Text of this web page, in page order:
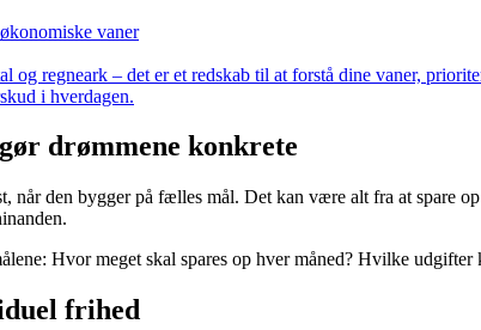
vaner
og regneark – det er et redskab til at forstå dine vaner,
i hverdagen.
drømmene konkrete
når den bygger på fælles mål. Det kan være alt fra at spare
Hvor meget skal spares op hver måned? Hvilke
frihed